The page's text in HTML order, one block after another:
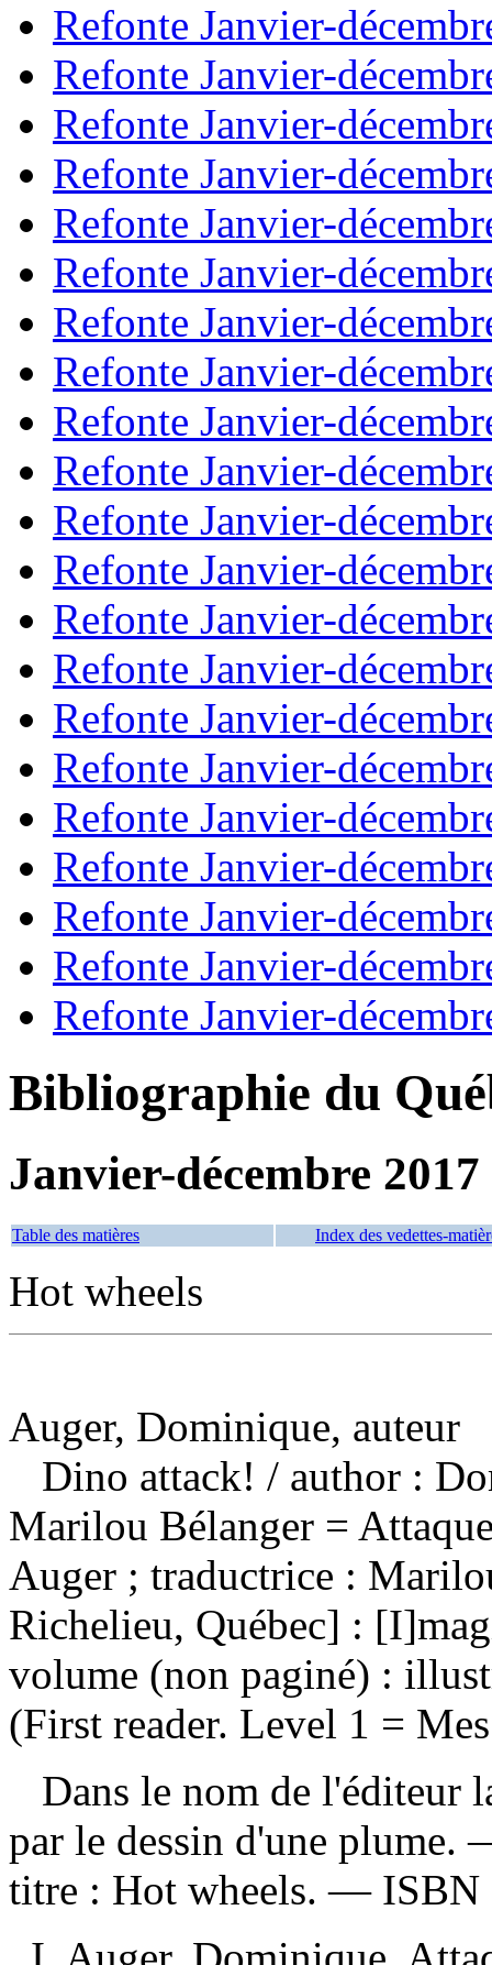
Refonte Janvier-
Refonte Janvier-
Refonte Janvier-
Refonte Janvier-
Refonte Janvier-
Refonte Janvier-
Refonte Janvier-
Refonte Janvier-
Refonte Janvier-
Refonte Janvier-
Refonte Janvier-
Refonte Janvier-
Refonte Janvier-
Refonte Janvier-
Refonte Janvier-
Refonte Janvier-
Refonte Janvier-
Refonte Janvier-
Refonte Janvier-
Refonte Janvier-
Refonte Janvier-
Bibliographie du
Janvier-décembre 2017
Table des matières Index des vedettes-
Hot wheels
Auger, Dominique, auteur
Dino attack! / author :
Marilou Bélanger =
Auger ; traductrice :
Richelieu, Québec] :
volume (non paginé) :
(First reader. Level 1 =
Dans le nom de l'éditeur
par le dessin d'une
titre : Hot wheels. — ISBN